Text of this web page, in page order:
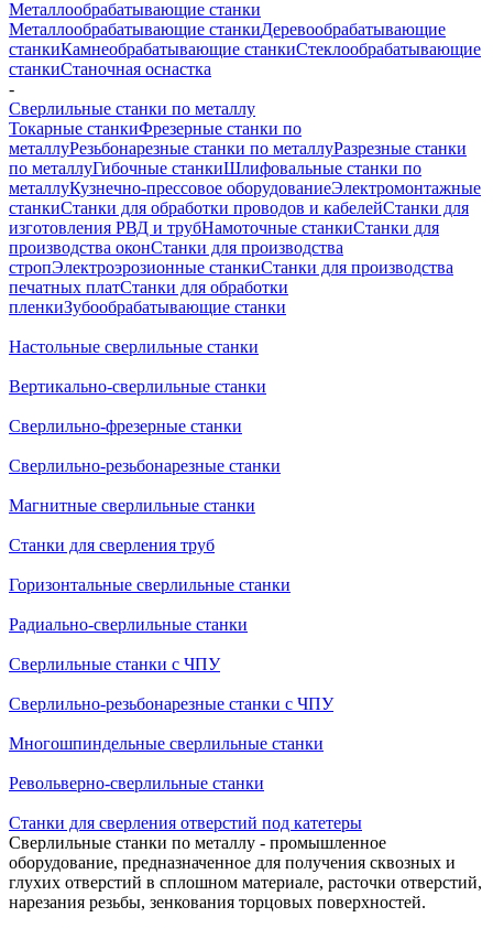
Металлообрабатывающие станки
Металлообрабатывающие станкиДеревообрабатывающие
станкиКамнеобрабатывающие станкиСтеклообрабатывающие
станкиСтаночная оснастка
-
Сверлильные станки по металлу
Токарные станкиФрезерные станки по
металлуРезьбонарезные станки по металлуРазрезные станки
по металлуГибочные станкиШлифовальные станки по
металлуКузнечно-прессовое оборудованиеЭлектромонтажные
станкиСтанки для обработки проводов и кабелейСтанки для
изготовления РВД и трубНамоточные станкиСтанки для
производства оконСтанки для производства
стропЭлектроэрозионные станкиСтанки для производства
печатных платСтанки для обработки
пленкиЗубообрабатывающие станки
Настольные сверлильные станки
Вертикально-сверлильные станки
Сверлильно-фрезерные станки
Сверлильно-резьбонарезные станки
Магнитные сверлильные станки
Станки для сверления труб
Горизонтальные сверлильные станки
Радиально-сверлильные станки
Сверлильные станки с ЧПУ
Сверлильно-резьбонарезные станки с ЧПУ
Многошпиндельные сверлильные станки
Револьверно-сверлильные станки
Станки для сверления отверстий под катетеры
Сверлильные станки по металлу - промышленное
оборудование, предназначенное для получения сквозных и
глухих отверстий в сплошном материале, расточки отверстий,
нарезания резьбы, зенкования торцовых поверхностей.